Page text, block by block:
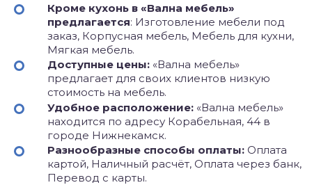
Кроме кухонь в «Вална мебель»
предлагается: Изготовление мебели под
заказ, Корпусная мебель, Мебель для кухни,
Мягкая мебель.
Доступные цены: «Вална мебель»
предлагает для своих клиентов низкую
стоимость на мебель.
Удобное расположение: «Вална мебель»
находится по адресу Корабельная, 44 в
городе Нижнекамск.
Разнообразные способы оплаты: Оплата
картой, Наличный расчёт, Оплата через банк,
Перевод с карты.